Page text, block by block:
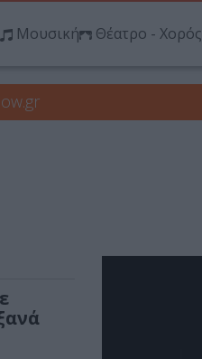
Μουσική Θέατρο - Χορός